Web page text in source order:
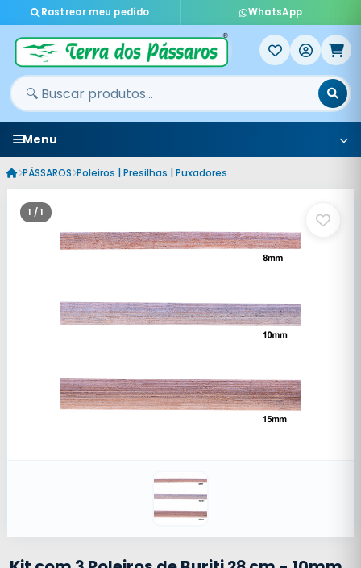
Rastrear meu pedido WhatsApp
Menu
PÁSSAROS Poleiros | Presilhas | Puxadores
1 / 1